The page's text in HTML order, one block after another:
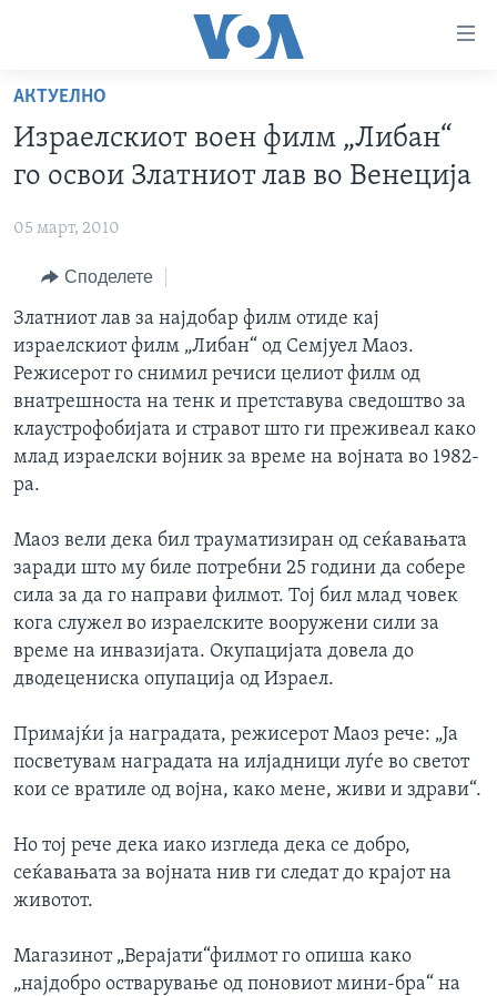
пристапност
Премини
на
главната
Премини
за
навигација
Пребарувај
РУБРИКИ
МАКЕДОНИЈА
СВЕТ
ЕКОНОМИЈА
ЗДРАВЈЕ
НАУКА
ДОКУМЕНТАРЦИ
АРХИВИРАНА ПРОГРАМА
NEWSFLASH - АРХИВА
ВЕСТИ ОД САД ВО МИНУТА - АРХИВА
ИЗБОРИ ВО САД 2020 - АРХИВА
ЗА НАС
Learning English
НАКУСО...
Јазици
АКТУЕЛНО
Израелскиот воен филм „Либан“
го освои Златниот лав во Венеција
05 март, 2010
Споделете
Златниот лав за најдобар филм отиде кај
израелскиот филм „Либан“ од Семјуел Маоз.
Режисерот го снимил речиси целиот филм од
внатрешноста на тенк и претставува сведоштво за
клаустрофобијата и стравот што ги преживеал како
млад израелски војник за време на војната во 1982-
ра.
Маоз вели дека бил трауматизиран од сеќавањата
заради што му биле потребни 25 години да собере
сила за да го направи филмот. Тој бил млад човек
кога служел во израелските вооружени сили за
време на инвазијата. Окупацијата довела до
дводецениска опупација од Израел.
Примајќи ја наградата, режисерот Маоз рече: „Ја
посветувам наградата на илјадници луѓе во светот
кои се вратиле од војна, како мене, живи и здрави“.
Но тој рече дека иако изгледа дека се добро,
сеќавањата за војната нив ги следат до крајот на
животот.
Магазинот „Верајати“филмот го опиша како
„најдобро остварување од поновиот мини-бра“ на